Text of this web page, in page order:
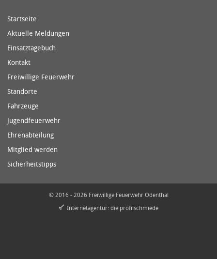
Startseite
Aktuelle Meldungen
Einsatztagebuch
Kontakt
Freiwillige Feuerwehr
Standorte
Fahrzeuge
Jugendfeuerwehr
Ehrenabteilung
Mitglied werden
Sicherheitstipps
© 2016 - 2026 Freiwillige Feuerwehr Odenthal
Internetagentur: die profilschmiede